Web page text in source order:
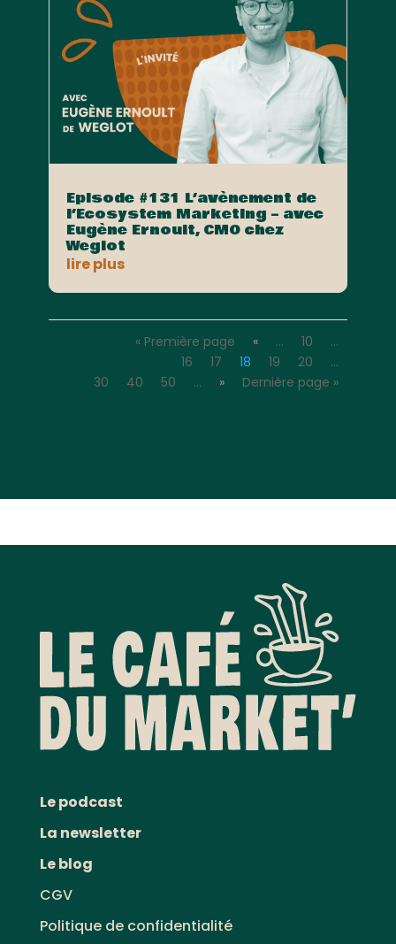
Episode #131 L’avènement de
l’Ecosystem Marketing – avec
Eugène Ernoult, CMO chez
Weglot
lire plus
« Première page « … 10
…
16
17 18 19 20
…
30
40 50 … » Dernière page »
Le podcast
La newsletter
Le blog
CGV
Politique de confidentialité